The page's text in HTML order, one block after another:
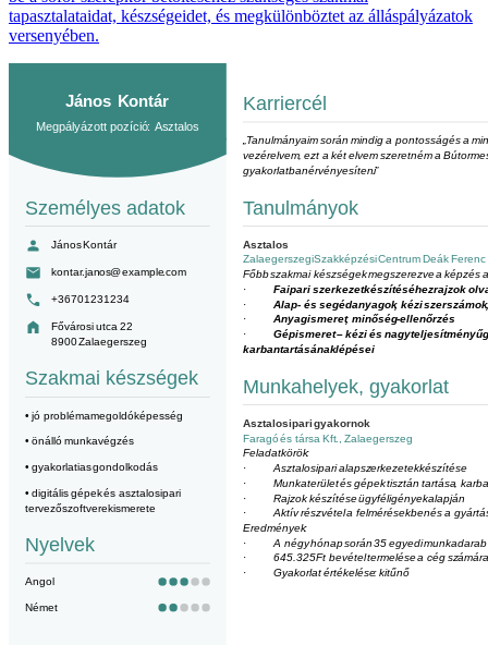
tapasztalataidat, készségeidet, és megkülönböztet az álláspályázatok
versenyében.